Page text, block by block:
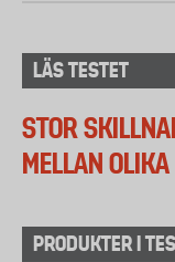
LÄS TESTET
STOR
MELLAN
PRODUKTER I